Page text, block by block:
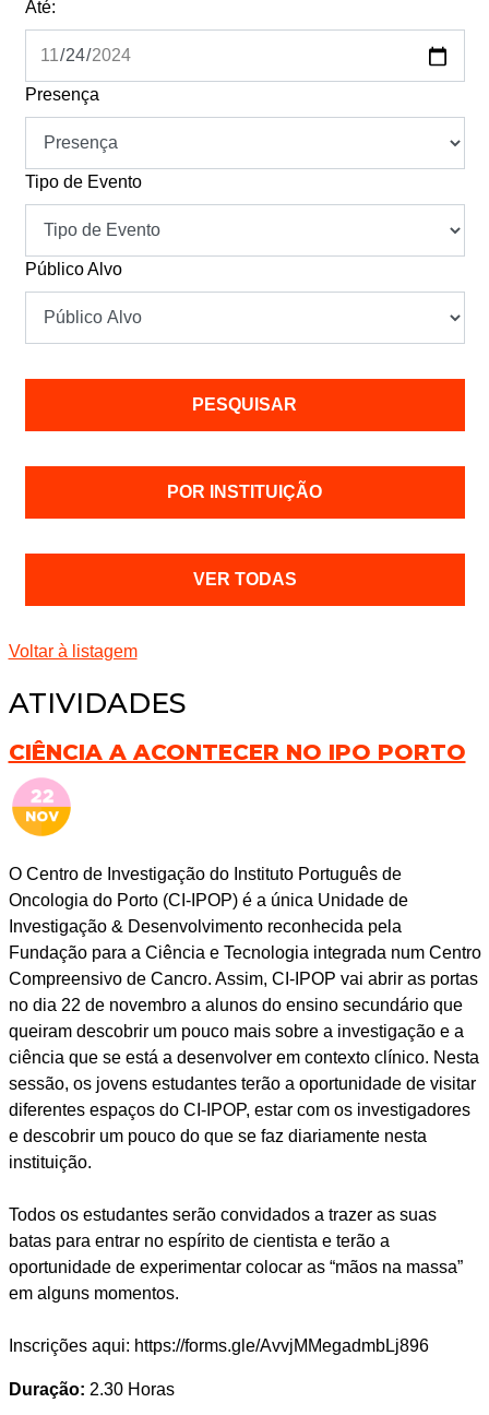
Até:
Presença
Tipo de Evento
Público Alvo
POR INSTITUIÇÃO
VER TODAS
Voltar à listagem
ATIVIDADES
CIÊNCIA A ACONTECER NO IPO PORTO
O Centro de Investigação do Instituto Português de
Oncologia do Porto (CI-IPOP) é a única Unidade de
Investigação & Desenvolvimento reconhecida pela
Fundação para a Ciência e Tecnologia integrada num Centro
Compreensivo de Cancro. Assim, CI-IPOP vai abrir as portas
no dia 22 de novembro a alunos do ensino secundário que
queiram descobrir um pouco mais sobre a investigação e a
ciência que se está a desenvolver em contexto clínico. Nesta
sessão, os jovens estudantes terão a oportunidade de visitar
diferentes espaços do CI-IPOP, estar com os investigadores
e descobrir um pouco do que se faz diariamente nesta
instituição.
Todos os estudantes serão convidados a trazer as suas
batas para entrar no espírito de cientista e terão a
oportunidade de experimentar colocar as “mãos na massa”
em alguns momentos.
Inscrições aqui: https://forms.gle/AvvjMMegadmbLj896
Duração: 2.30 Horas